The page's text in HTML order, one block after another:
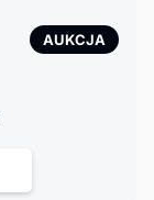
AUKCJA